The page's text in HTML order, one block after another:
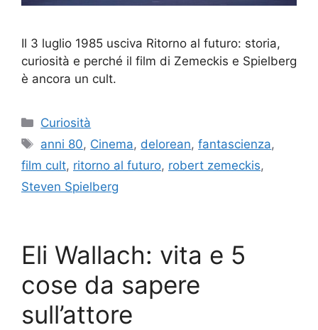
Il 3 luglio 1985 usciva Ritorno al futuro: storia,
curiosità e perché il film di Zemeckis e Spielberg
è ancora un cult.
Categorie
Curiosità
Tag
anni 80, Cinema, delorean,fantascienza,
film cult, ritorno al futuro, robert zemeckis,
Steven Spielberg
Eli Wallach: vita e 5
cose da sapere
sull’attore